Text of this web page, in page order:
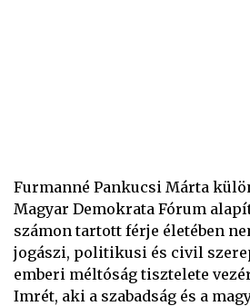
Furmanné Pankucsi Márta
Magyar Demokrata Fórum
számon tartott férje életében
jogászi, politikusi és civil
emberi méltóság tisztelete
Imrét, aki a szabadság és a